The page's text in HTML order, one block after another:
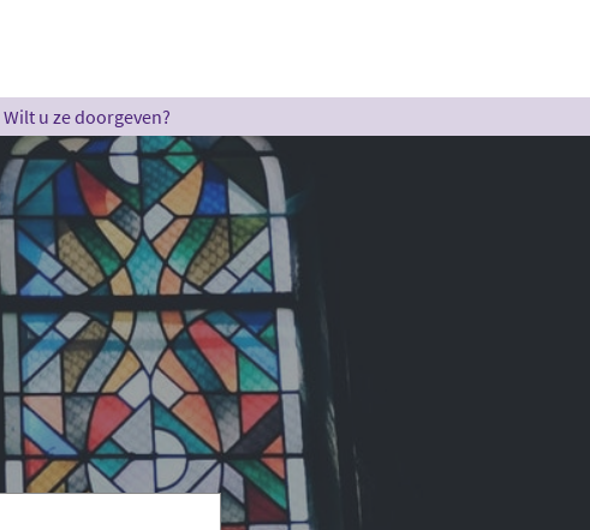
Wilt u ze doorgeven?